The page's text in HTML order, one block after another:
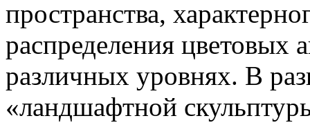
пространства,
распределения цветовых
различных уровнях. В
«ландшафтной